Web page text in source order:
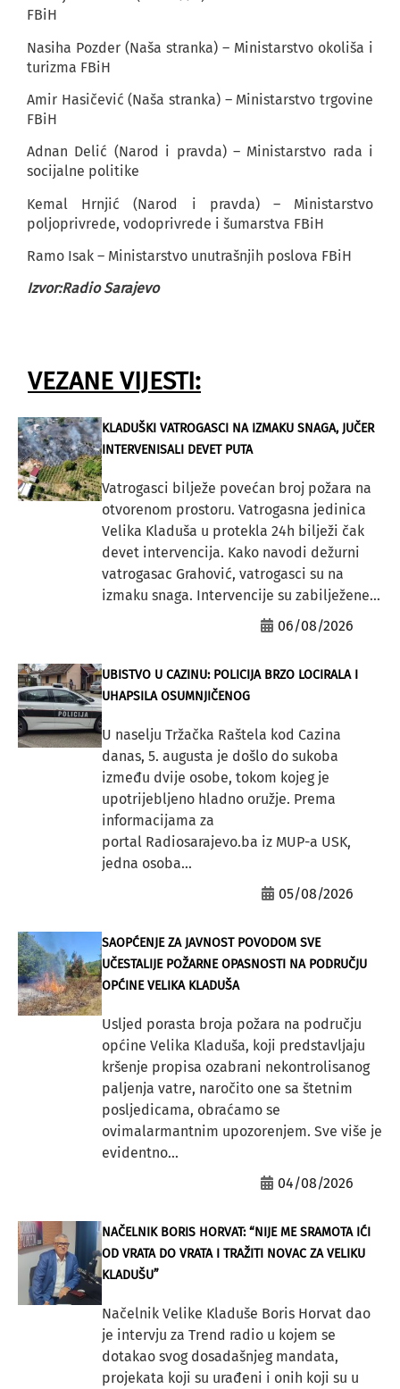
FBiH
Nasiha Pozder (Naša stranka) – Ministarstvo okoliša i
turizma FBiH
Amir Hasičević (Naša stranka) – Ministarstvo trgovine
FBiH
Adnan Delić (Narod i pravda) – Ministarstvo rada i
socijalne politike
Kemal Hrnjić (Narod i pravda) – Ministarstvo
poljoprivrede, vodoprivrede i šumarstva FBiH
Ramo Isak – Ministarstvo unutrašnjih poslova FBiH
Izvor:Radio Sarajevo
VEZANE VIJESTI:
KLADUŠKI VATROGASCI NA IZMAKU SNAGA, JUČER
INTERVENISALI DEVET PUTA
Vatrogasci bilježe povećan broj požara na
otvorenom prostoru. Vatrogasna jedinica
Velika Kladuša u protekla 24h bilježi čak
devet intervencija. Kako navodi dežurni
vatrogasac Grahović, vatrogasci su na
izmaku snaga. Intervencije su zabilježene...
06/08/2026
UBISTVO U CAZINU: POLICIJA BRZO LOCIRALA I
UHAPSILA OSUMNJIČENOG
U naselju Tržačka Raštela kod Cazina
danas, 5. augusta je došlo do sukoba
između dvije osobe, tokom kojeg je
upotrijebljeno hladno oružje. Prema
informacijama za
portal Radiosarajevo.ba iz MUP-a USK,
jedna osoba...
05/08/2026
SAOPĆENJE ZA JAVNOST POVODOM SVE
UČESTALIJE POŽARNE OPASNOSTI NA PODRUČJU
OPĆINE VELIKA KLADUŠA
Usljed porasta broja požara na području
općine Velika Kladuša, koji predstavljaju
kršenje propisa ozabrani nekontrolisanog
paljenja vatre, naročito one sa štetnim
posljedicama, obraćamo se
ovimalarmantnim upozorenjem. Sve više je
evidentno...
04/08/2026
NAČELNIK BORIS HORVAT: “NIJE ME SRAMOTA IĆI
OD VRATA DO VRATA I TRAŽITI NOVAC ZA VELIKU
KLADUŠU”
Načelnik Velike Kladuše Boris Horvat dao
je intervju za Trend radio u kojem se
dotakao svog dosadašnjeg mandata,
projekata koji su urađeni i onih koji su u